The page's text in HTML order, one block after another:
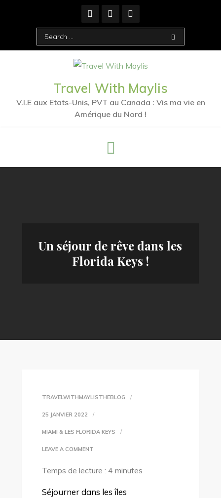
Search
for:
Travel With Maylis
V.I.E aux Etats-Unis, PVT au Canada : Vis ma vie en
Amérique du Nord !
Un séjour de rêve dans les
Florida Keys !
TRAVELWITHMAYLISTHEBLOG
25 JANVIER 2022
MIAMI & LES FLORIDA KEYS
LEAVE A COMMENTON
SÉJOUR
DE
Temps de lecture : 4 minutes
Séjourner dans les îles